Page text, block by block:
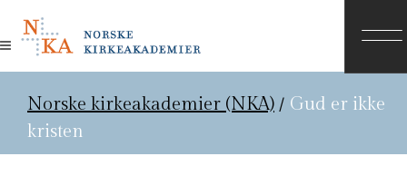
Norske kirkeakademier (NKA) / Gud er ikke
kristen